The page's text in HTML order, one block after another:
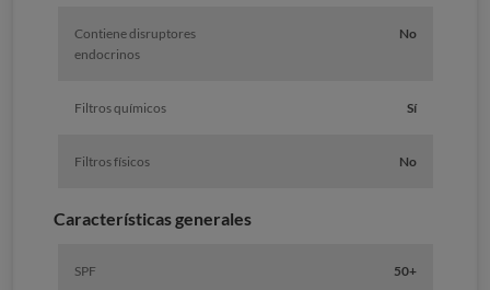
Contiene disruptores
endocrinos
No
Filtros químicos Sí
Filtros físicos No
Características generales
SPF 50+